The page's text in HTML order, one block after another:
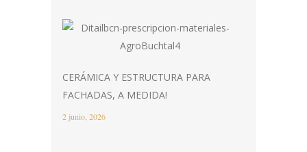
CERÁMICA Y ESTRUCTURA PARA
FACHADAS, A MEDIDA!
2 junio, 2026